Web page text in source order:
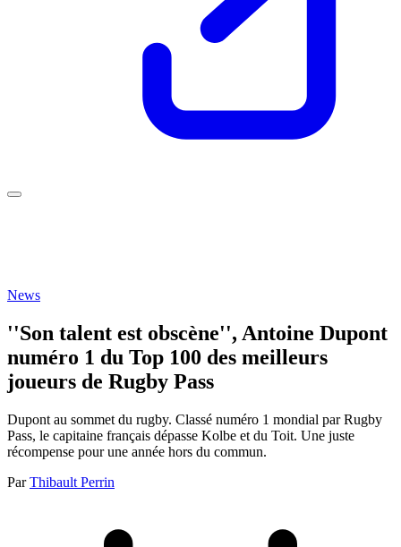
News
''Son talent est obscène'', Antoine Dupont
numéro 1 du Top 100 des meilleurs
joueurs de Rugby Pass
Dupont au sommet du rugby. Classé numéro 1 mondial par Rugby
Pass, le capitaine français dépasse Kolbe et du Toit. Une juste
récompense pour une année hors du commun.
Par Thibault Perrin